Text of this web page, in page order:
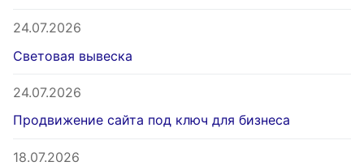
24.07.2026
Световая вывеска
24.07.2026
Продвижение сайта под ключ для бизнеса
18.07.2026